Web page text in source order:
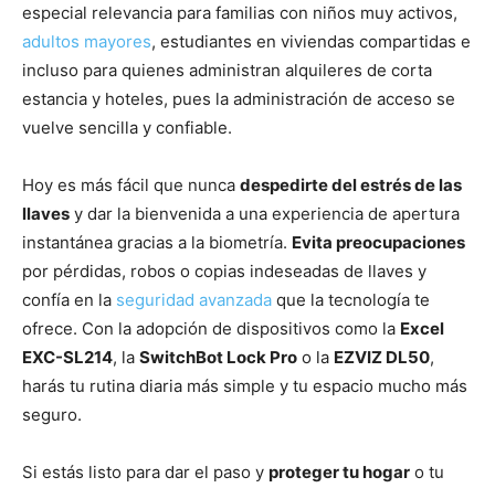
especial relevancia para familias con niños muy activos,
adultos mayores, estudiantes en viviendas compartidas e
incluso para quienes administran alquileres de corta
estancia y hoteles, pues la administración de acceso se
vuelve sencilla y confiable.
Hoy es más fácil que nunca despedirte del estrés de las
llaves y dar la bienvenida a una experiencia de apertura
instantánea gracias a la biometría. Evita preocupaciones
por pérdidas, robos o copias indeseadas de llaves y
confía en la seguridad avanzada que la tecnología te
ofrece. Con la adopción de dispositivos como la Excel
EXC-SL214, la SwitchBot Lock Pro o la EZVIZ DL50,
harás tu rutina diaria más simple y tu espacio mucho más
seguro.
Si estás listo para dar el paso y proteger tu hogar o tu